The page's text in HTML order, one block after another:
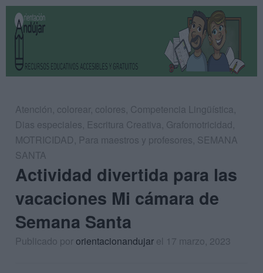
Atención, colorear , colores, Competencia Lingüística,
Dias especiales, Escritura Creativa, Grafomotricidad,
MOTRICIDAD, Para maestros y profesores, SEMANA
SANTA
Actividad divertida para las
vacaciones Mi cámara de
Semana Santa
Publicado pororientacionandujar el 17 marzo, 2023